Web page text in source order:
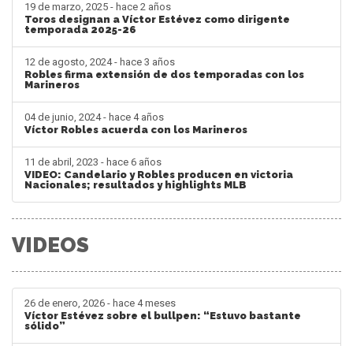
19 de marzo, 2025 - hace 2 años
Toros designan a Víctor Estévez como dirigente
temporada 2025-26
12 de agosto, 2024 - hace 3 años
Robles firma extensión de dos temporadas con los
Marineros
04 de junio, 2024 - hace 4 años
Víctor Robles acuerda con los Marineros
11 de abril, 2023 - hace 6 años
VIDEO: Candelario y Robles producen en victoria
Nacionales; resultados y highlights MLB
VIDEOS
26 de enero, 2026 - hace 4 meses
Víctor Estévez sobre el bullpen: “Estuvo bastante
sólido”